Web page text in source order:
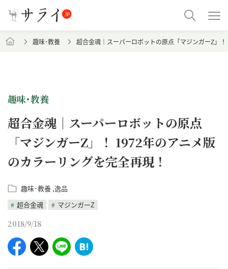
趣味･教養 超合金魂｜スーパーロボットの原点「マジンガーZ」
趣味･教養
超合金魂｜スーパーロボットの原点
「マジンガーZ」！ 1972年のアニメ版
のカラーリングを完全再現！
趣味･教養 逸品
超合金魂
マジンガーZ
2018/9/18